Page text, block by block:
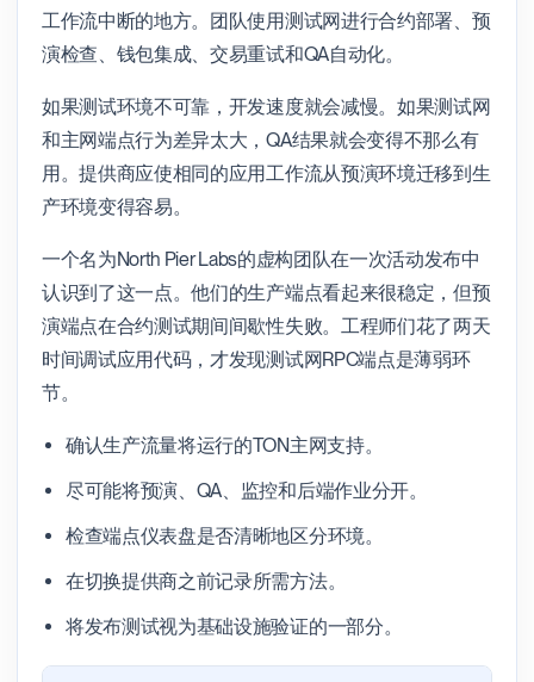
工作流中断的地方。团队使用测试网进行合约部署、预
演检查、钱包集成、交易重试和QA自动化。
如果测试环境不可靠，开发速度就会减慢。如果测试网
和主网端点行为差异太大，QA结果就会变得不那么有
用。提供商应使相同的应用工作流从预演环境迁移到生
产环境变得容易。
一个名为North Pier Labs的虚构团队在一次活动发布中
认识到了这一点。他们的生产端点看起来很稳定，但预
演端点在合约测试期间间歇性失败。工程师们花了两天
时间调试应用代码，才发现测试网RPC端点是薄弱环
节。
确认生产流量将运行的TON主网支持。
尽可能将预演、QA、监控和后端作业分开。
检查端点仪表盘是否清晰地区分环境。
在切换提供商之前记录所需方法。
将发布测试视为基础设施验证的一部分。